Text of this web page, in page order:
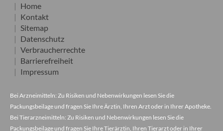
Home
Kontakt
Sitemap
Datenschutz
Verbraucherrechte
Barrierefreiheit
Impressum
Bei Arzneimitteln: Zu Risiken und Nebenwirkungen lesen Sie die
Packungsbeilage und fragen Sie Ihre Ärztin, Ihren Arzt oder in Ihrer Apotheke.
Bei Tierarzneimitteln: Zu Risiken und Nebenwirkungen lesen Sie die
Packungsbeilage und fragen Sie Ihre Tierärztin, Ihren Tierarzt oder in Ihrer